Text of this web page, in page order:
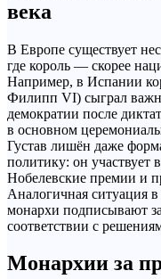
века
В Европе существует
где король — скорее
Например, в Испании
Филипп VI) сыграл
демократии после
в основном
Густав лишён даже
политику: он участвует
Нобелевские премии и
Аналогичная ситуация
монархи подписывают
соответствии с
Монархии за